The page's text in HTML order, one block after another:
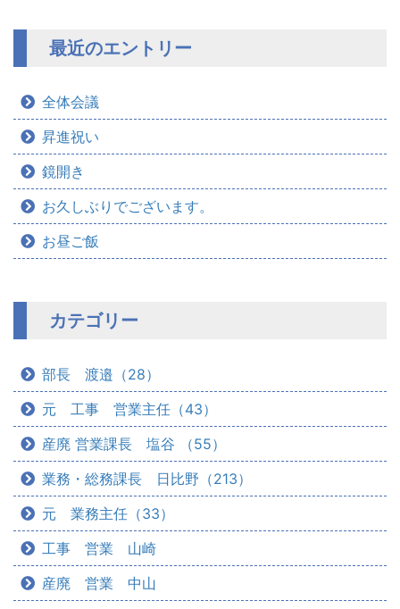
最近のエントリー
全体会議
昇進祝い
鏡開き
お久しぶりでございます。
お昼ご飯
カテゴリー
部長 渡邉（28）
元 工事 営業主任（43）
産廃 営業課長 塩谷 （55）
業務・総務課長 日比野（213）
元 業務主任（33）
工事 営業 山崎
産廃 営業 中山